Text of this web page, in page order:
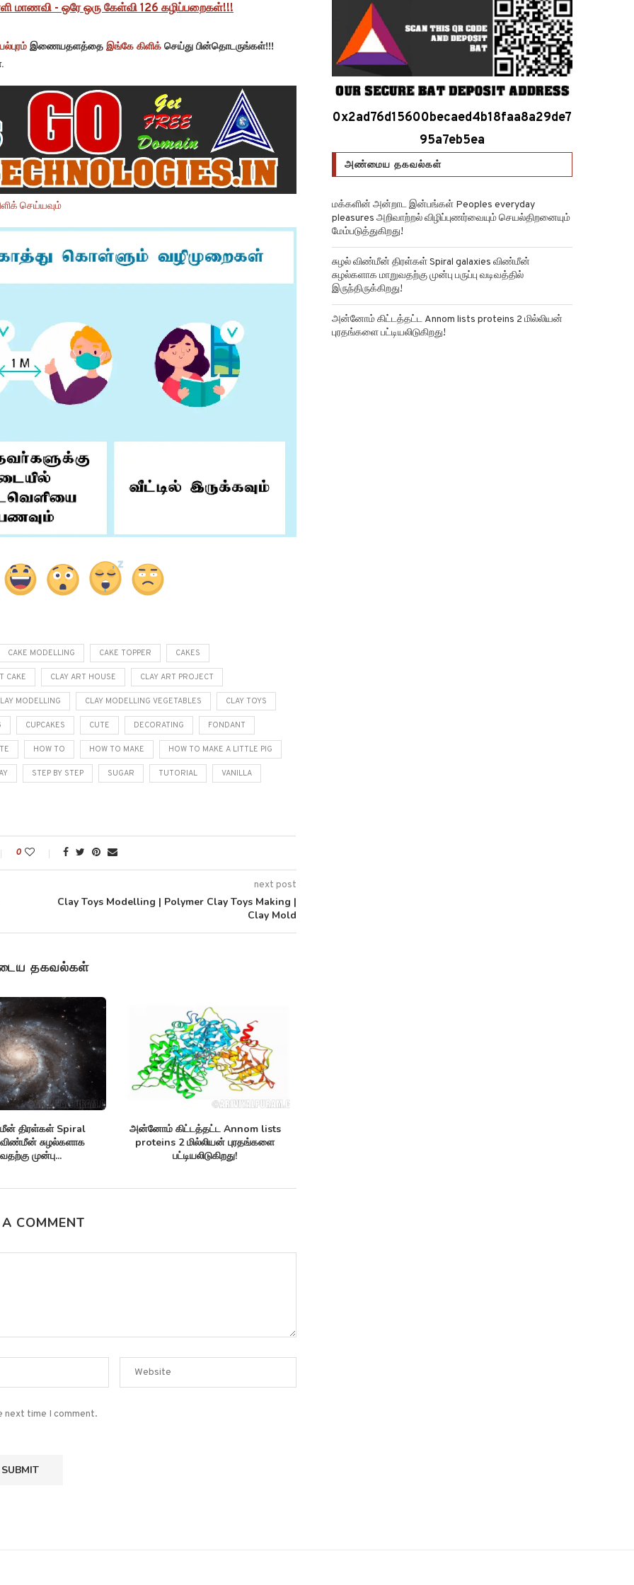
மாணவி - ஒரே ஒரு கேள்வி 126 கழிப்பறைகள்!!!
இணையதளத்தை இங்கே கிளிக் செய்து பின்தொடருங்கள்!!!
செய்யவும்
CAKE MODELLING CAKE TOPPER CAKES
CAKE CLAY ART HOUSE CLAY ART PROJECT
MODELLING CLAY MODELLING VEGETABLES CLAY TOYS
CUPCAKES CUTE DECORATING FONDANT
HOW TO HOW TO MAKE HOW TO MAKE A LITTLE PIG
STEP BY STEP SUGAR TUTORIAL VANILLA
0
next post
Clay Toys Modelling | Polymer Clay Toys Making |
Clay Mold
தகவல்கள்
எதிர்ப்பிகள்
மருந்து-எதிர்ப்பு
எதிராக
செவ்வாய் கிரகத்தில் சாத்தியமான
Climate patterns on mars பருவ
காலநிலை...
0x2ad76d15600becaed4b18faa8a29de7
95a7eb5ea
அண்மைய தகவல்கள்
மக்களின் அன்றாட இன்பங்கள் Peoples everyday
pleasures அறிவாற்றல் விழிப்புணர்வையும் செயல்திறனையும்
மேம்படுத்துகிறது!
சுழல் விண்மீன் திரள்கள் Spiral galaxies விண்மீன்
சுழல்களாக மாறுவதற்கு முன்பு பருப்பு வடிவத்தில்
இருந்திருக்கிறது!
அன்னோம் கிட்டத்தட்ட Annom lists proteins 2 மில்லியன்
புரதங்களை பட்டியலிடுகிறது!